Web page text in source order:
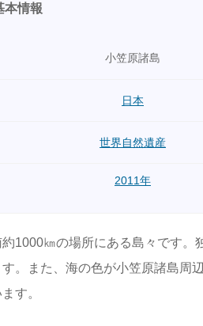
本情報
小笠原諸島
日本
世界自然遺産
2011年
1000㎞の場所にある島々です。
す。また、海の色が小笠原諸島周
す。